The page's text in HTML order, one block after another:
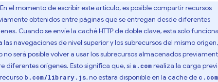
En el momento de escribir este artículo, es posible compartir recursos
obtenidos entre páginas que se entregan desde diferentes
Cuando se envíe la caché HTTP de doble clave, esta solo
las navegaciones de nivel superior y los subrecursos del mismo origen,
no será posible volver a usar los subrecursos almacenados
diferentes orígenes. Esto significa que, si a.comrealiza la carga
b.com/library.js, no estará disponible en la caché de c.com